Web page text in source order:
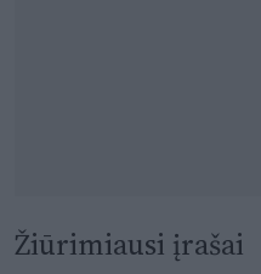
Žiūrimiausi įrašai